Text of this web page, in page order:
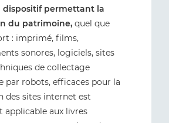
dispositif permettant la
du patrimoine, quel que
: imprimé, films,
sonores, logiciels, sites
de collectage
par robots, efficaces pour la
des sites internet est
aux livres